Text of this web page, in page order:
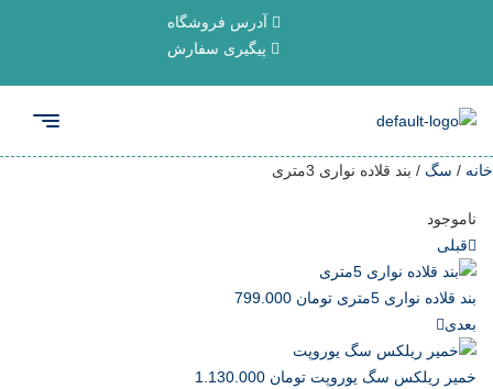
آدرس فروشگاه
پیگیری سفارش
خانه / سگ / بند قلاده نواری 3متری
ناموجود
قبلی
بند قلاده نواری 5متری تومان
بعدی
خمیر ریلکس سگ یوروپت تومان